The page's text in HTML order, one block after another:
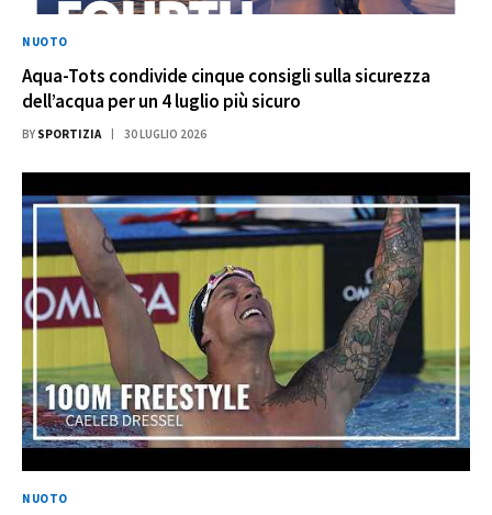
NUOTO
Aqua-Tots condivide cinque consigli sulla sicurezza
dell’acqua per un 4 luglio più sicuro
BY SPORTIZIA 30 LUGLIO 2026
NUOTO